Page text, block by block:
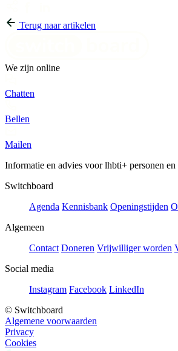
Terug naar artikelen
We zijn online
Chatten
Bellen
Mailen
Informatie en advies voor lhbti+ personen
Switchboard
Agenda Kennisbank Openingstijden
Algemeen
Contact Doneren Vrijwilliger worden
Social media
Instagram Facebook LinkedIn
© Switchboard
Algemene voorwaarden
Privacy
Cookies